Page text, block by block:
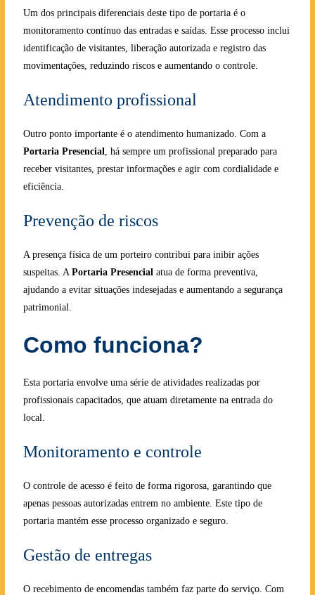
Um dos principais diferenciais deste tipo de portaria é o
monitoramento contínuo das entradas e saídas. Esse processo inclui
identificação de visitantes, liberação autorizada e registro das
movimentações, reduzindo riscos e aumentando o controle.
Atendimento profissional
Outro ponto importante é o atendimento humanizado. Com a
Portaria Presencial, há sempre um profissional preparado para
receber visitantes, prestar informações e agir com cordialidade e
eficiência.
Prevenção de riscos
A presença física de um porteiro contribui para inibir ações
suspeitas. A Portaria Presencialatua de forma preventiva,
ajudando a evitar situações indesejadas e aumentando a segurança
patrimonial.
Como funciona?
Esta portaria envolve uma série de atividades realizadas por
profissionais capacitados, que atuam diretamente na entrada do
local.
Monitoramento e controle
O controle de acesso é feito de forma rigorosa, garantindo que
apenas pessoas autorizadas entrem no ambiente. Este tipo de
portaria mantém esse processo organizado e seguro.
Gestão de entregas
O recebimento de encomendas também faz parte do serviço. Com